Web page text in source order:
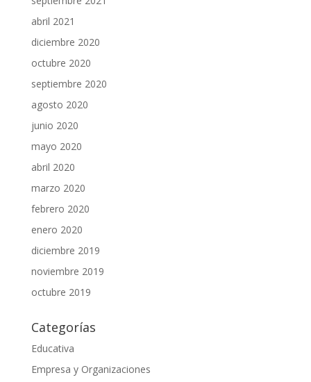
abril 2021
diciembre 2020
octubre 2020
septiembre 2020
agosto 2020
junio 2020
mayo 2020
abril 2020
marzo 2020
febrero 2020
enero 2020
diciembre 2019
noviembre 2019
octubre 2019
Categorías
Educativa
Empresa y Organizaciones